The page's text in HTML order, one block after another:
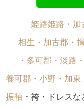
姫路姫路・加
相生・加古郡・
・多可郡・淡路
養可郡・小野・加
振袖 ・袴・ドレス